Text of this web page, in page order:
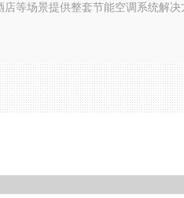
等场景提供整套节能空调系统解决